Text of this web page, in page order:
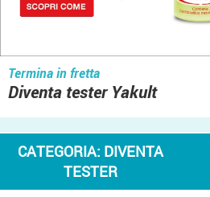
Termina in fretta
Diventa tester Yakult
CATEGORIA: DIVENTA
TESTER